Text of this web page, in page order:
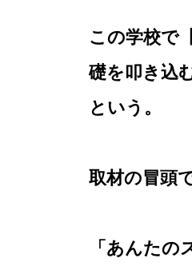
この学校で
礎を叩き込
という。
取材の冒頭
「あんたの